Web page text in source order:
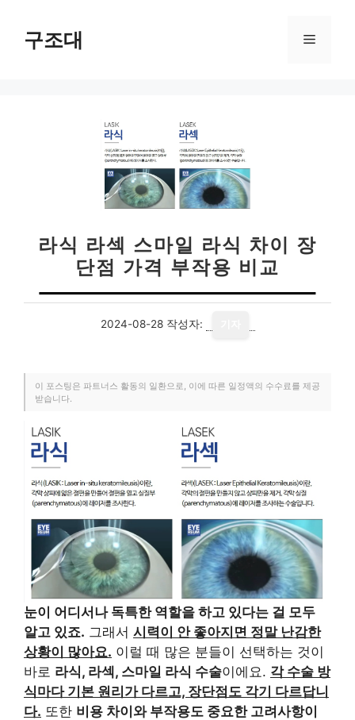
구조대 메
라식 라섹 스마일 라식 차이 장
단점 가격 부작용 비교
2024-08-28 작성자:
이 포스팅은 파트너스 활동의 일환으로, 이에 따른 일정액의 수수료를 제공
받습니다.
눈이 어디서나 독특한 역할을 하고 있다는 걸 모두
알고 있죠. 그래서 시력이 안 좋아지면 정말 난감한
상황이 많아요. 이럴 때 많은 분들이 선택하는 것이
바로 라식, 라섹, 스마일 라식 수술이에요. 각 수술 방
식마다 기본 원리가 다르고, 장단점도 각기 다르답니
다. 또한 비용 차이와 부작용도 중요한 고려사항이